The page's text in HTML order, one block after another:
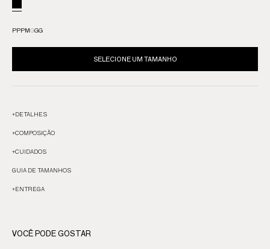
PPPMGGG
SELECIONE UM TAMANHO
+DETALHES
+COMPOSIÇÃO
+CUIDADOS
GUIA DE TAMANHOS
+ENTREGA
VOCÊ PODE GOSTAR